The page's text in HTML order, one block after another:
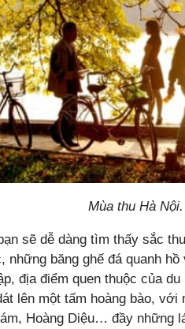
Mùa thu Hà
sẽ dễ dàng tìm thấy sắc
những băng ghế đá quanh
địa điểm quen thuộc của
lên một tấm hoàng bào,
Hoàng Diệu… đầy